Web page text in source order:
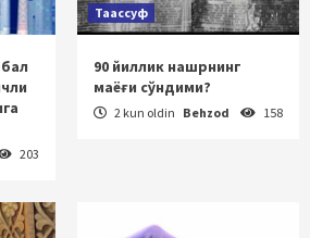
203
Таассуф
90 йиллик нашрнинг
маёғи сўндими?
2 kun oldin Behzod 158